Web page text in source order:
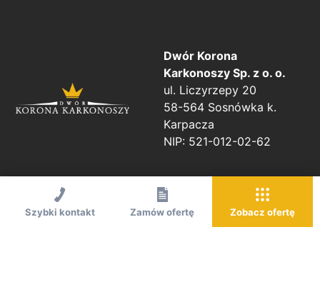
Dwór Korona
Karkonoszy Sp. z o. o.
ul. Liczyrzepy 20
58-564 Sosnówka k.
Karpacza
NIP: 521-012-02-62
Szybki kontakt Zamów ofertę Zobacz ofertę